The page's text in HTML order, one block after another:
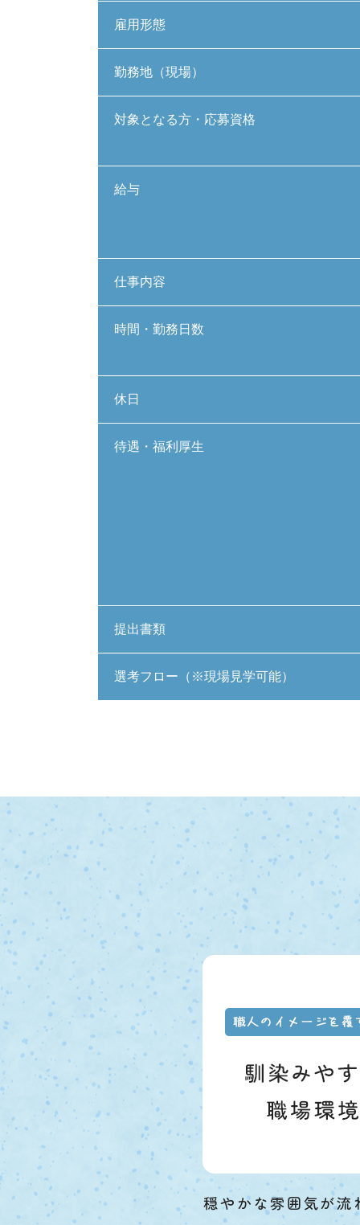
雇用形態
勤務地（現場）
対象となる方・応募資格
給与
仕事内容
時間・勤務日数
休日
待遇・福利厚生
提出書類
選考フロー（※現場見学可能）
穏やかな雰囲気が流